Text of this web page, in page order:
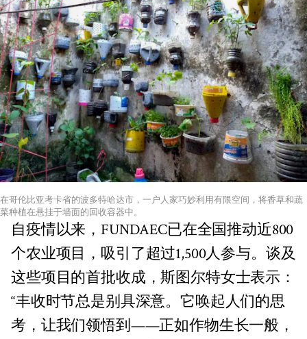
在哥伦比亚考卡省的波多特哈达市，一户人家巧妙利用有限空间，将香草和蔬
菜种植在悬挂于墙面的回收容器中。
自疫情以来，FUNDAEC已在全国推动近800
个农业项目，吸引了超过1,500人参与。谈及
这些项目的首批收成，斯图尔特女士表示：
“丰收时节总是别具深意。它唤起人们的思
考，让我们领悟到——正如作物生长一般，